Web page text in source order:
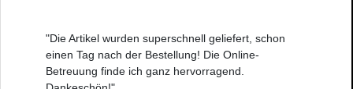
"Die Artikel wurden superschnell geliefert, schon
einen Tag nach der Bestellung! Die Online-
Betreuung finde ich ganz hervorragend.